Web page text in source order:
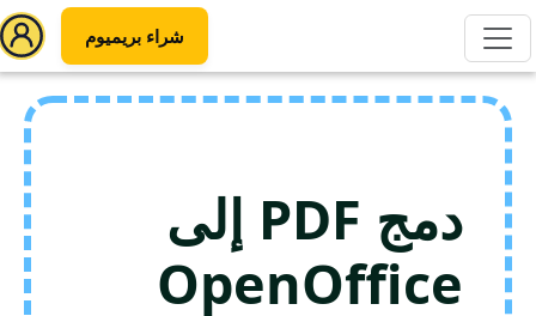
شراء بريميوم
دمج PDF إلى
OpenOffice